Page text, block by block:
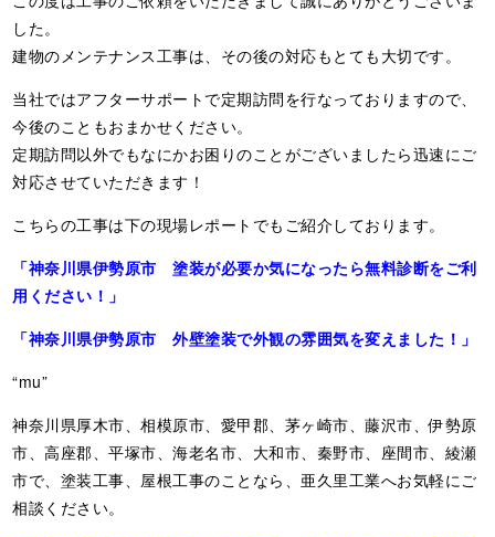
した。
建物のメンテナンス工事は、その後の対応もとても大切です。
当社ではアフターサポートで定期訪問を行なっておりますので、
今後のこともおまかせください。
定期訪問以外でもなにかお困りのことがございましたら迅速にご
対応させていただきます！
こちらの工事は下の現場レポートでもご紹介しております。
「神奈川県伊勢原市 塗装が必要か気になったら無料診断をご利
用ください！」
「神奈川県伊勢原市 外壁塗装で外観の雰囲気を変えました！」
“mu”
神奈川県厚木市、相模原市、愛甲郡、茅ヶ崎市、藤沢市、伊勢原
市、高座郡、平塚市、海老名市、大和市、秦野市、座間市、綾瀬
市で、塗装工事、屋根工事のことなら、亜久里工業へお気軽にご
相談ください。